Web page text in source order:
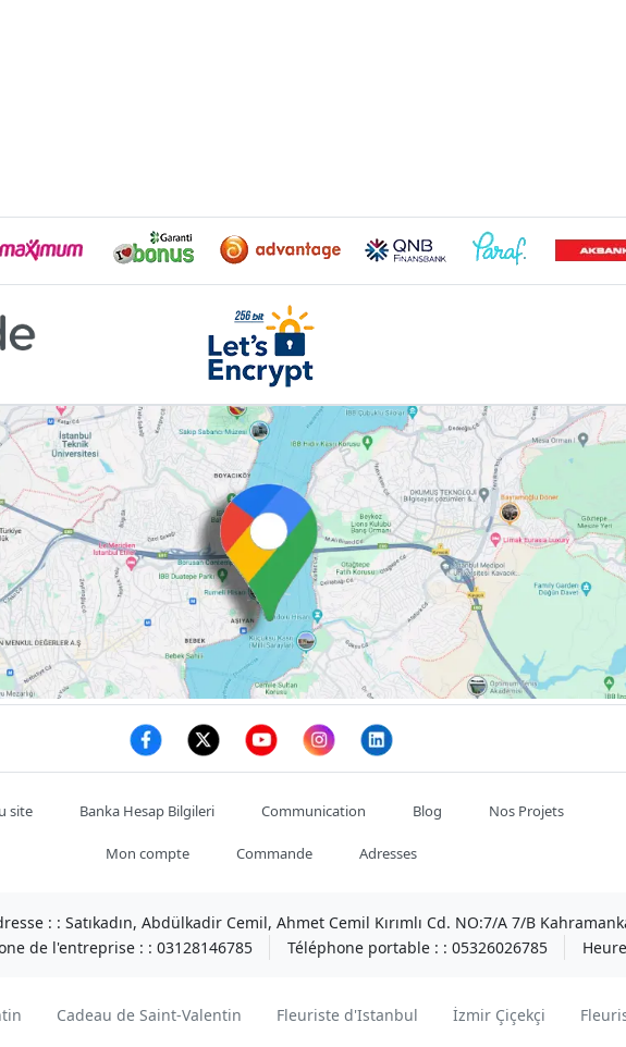
site Banka Hesap Bilgileri Communication Blog Nos Projets
Mon compte Commande Adresses
: : Satıkadın, Abdülkadir Cemil, Ahmet Cemil Kırımlı Cd. NO:7/A 7/B
de l'entreprise : : 03128146785 Téléphone portable : : 05326026785
Cadeau de Saint-Valentin Fleuriste d'Istanbul İzmir Çiçekçi